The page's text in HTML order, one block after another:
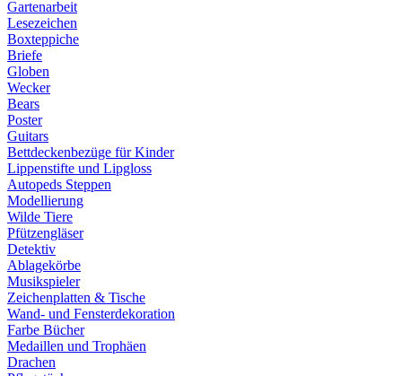
Gartenarbeit
Lesezeichen
Boxteppiche
Briefe
Globen
Wecker
Bears
Poster
Guitars
Bettdeckenbezüge für Kinder
Lippenstifte und Lipgloss
Autopeds Steppen
Modellierung
Wilde Tiere
Pfützengläser
Detektiv
Ablagekörbe
Musikspieler
Zeichenplatten & Tische
Wand- und Fensterdekoration
Farbe Bücher
Medaillen und Trophäen
Drachen